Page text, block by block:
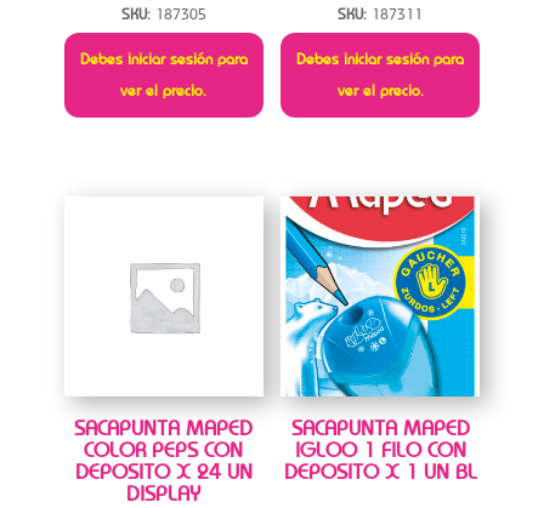
SKU: 187305
Debes iniciar sesión para
ver el precio.
SKU: 187311
Debes iniciar sesión para
ver el precio.
SACAPUNTA MAPED
COLOR PEPS CON
DEPOSITO X 24 UN
DISPLAY
SACAPUNTA MAPED
IGLOO 1 FILO CON
DEPOSITO X 1 UN BL